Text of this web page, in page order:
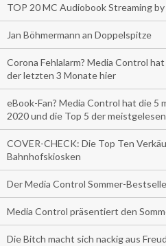
TOP 20 MC Audiobook Streaming
Jan Böhmermann an Doppelspitze
Corona Fehlalarm? Media Control
der letzten 3 Monate hier
eBook-Fan? Media Control hat die 5
2020 und die Top 5 der
COVER-CHECK: Die Top Ten
Bahnhofskiosken
Der Media Control Sommer-
Media Control präsentiert den
Die Bitch macht sich nackig aus